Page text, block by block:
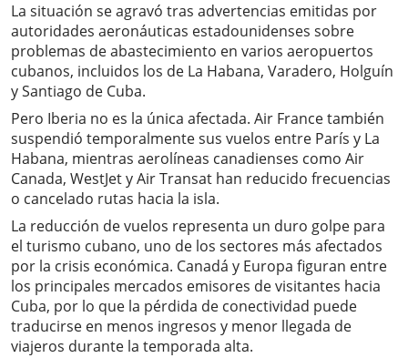
La situación se agravó tras advertencias emitidas por
autoridades aeronáuticas estadounidenses sobre
problemas de abastecimiento en varios aeropuertos
cubanos, incluidos los de La Habana, Varadero, Holguín
y Santiago de Cuba.
Pero Iberia no es la única afectada. Air France también
suspendió temporalmente sus vuelos entre París y La
Habana, mientras aerolíneas canadienses como Air
Canada, WestJet y Air Transat han reducido frecuencias
o cancelado rutas hacia la isla.
La reducción de vuelos representa un duro golpe para
el turismo cubano, uno de los sectores más afectados
por la crisis económica. Canadá y Europa figuran entre
los principales mercados emisores de visitantes hacia
Cuba, por lo que la pérdida de conectividad puede
traducirse en menos ingresos y menor llegada de
viajeros durante la temporada alta.